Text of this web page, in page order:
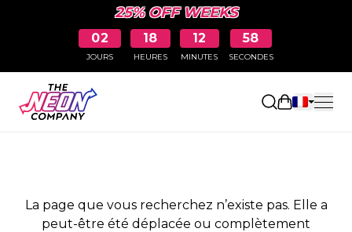
25% OFF WEEKS
02
JOURS
18
HEURES
12
MINUTES
58
SECONDES
Ouvrir le
PAGE NON TROUVÉE
La page que vous recherchez n’existe pas. Elle a
peut-être été déplacée ou complètement